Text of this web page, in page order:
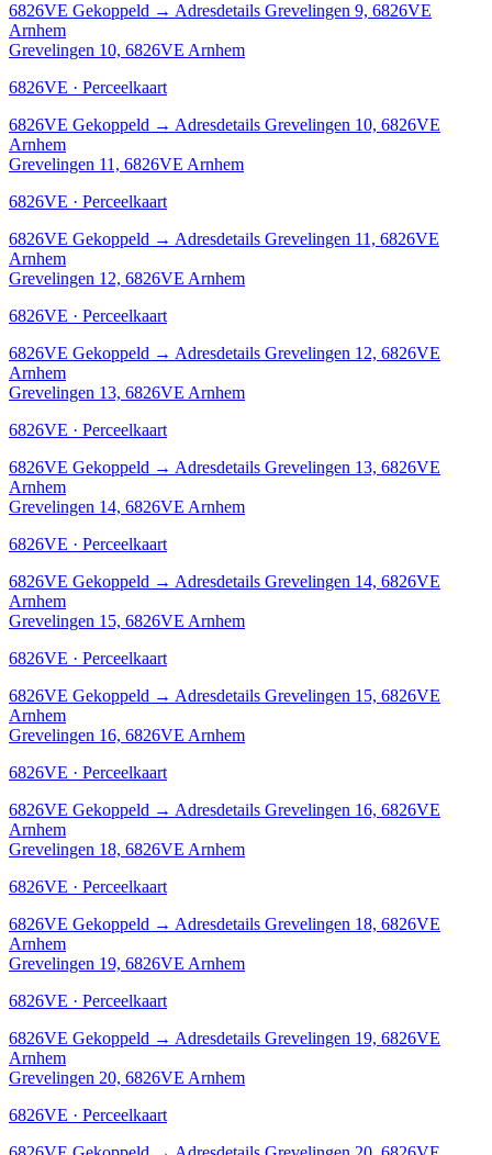
6826VE Gekoppeld → Adresdetails Grevelingen 9, 6826VE
Arnhem
Grevelingen 10, 6826VE Arnhem
6826VE · Perceelkaart
6826VE Gekoppeld → Adresdetails Grevelingen 10, 6826VE
Arnhem
Grevelingen 11, 6826VE Arnhem
6826VE · Perceelkaart
6826VE Gekoppeld → Adresdetails Grevelingen 11, 6826VE
Arnhem
Grevelingen 12, 6826VE Arnhem
6826VE · Perceelkaart
6826VE Gekoppeld → Adresdetails Grevelingen 12, 6826VE
Arnhem
Grevelingen 13, 6826VE Arnhem
6826VE · Perceelkaart
6826VE Gekoppeld → Adresdetails Grevelingen 13, 6826VE
Arnhem
Grevelingen 14, 6826VE Arnhem
6826VE · Perceelkaart
6826VE Gekoppeld → Adresdetails Grevelingen 14, 6826VE
Arnhem
Grevelingen 15, 6826VE Arnhem
6826VE · Perceelkaart
6826VE Gekoppeld → Adresdetails Grevelingen 15, 6826VE
Arnhem
Grevelingen 16, 6826VE Arnhem
6826VE · Perceelkaart
6826VE Gekoppeld → Adresdetails Grevelingen 16, 6826VE
Arnhem
Grevelingen 18, 6826VE Arnhem
6826VE · Perceelkaart
6826VE Gekoppeld → Adresdetails Grevelingen 18, 6826VE
Arnhem
Grevelingen 19, 6826VE Arnhem
6826VE · Perceelkaart
6826VE Gekoppeld → Adresdetails Grevelingen 19, 6826VE
Arnhem
Grevelingen 20, 6826VE Arnhem
6826VE · Perceelkaart